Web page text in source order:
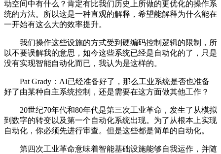
动空间中有什么？肯定有比我们历史上所做的更优化的操作系
统的方法。所以这是一种直观的解释，希望能解释为什么能在
一开始有这么大的效率提升。
我们操作这些设施的方式受到硬编码控制逻辑的限制，所
以不要误解我的意思，如今这些系统已经是自动化的了，只是
没有实现智能自动化而已，我认为是这样的。
Pat Grady：AI已经准备好了，那么工业系统是否也准备
好了由某种自主系统控制，还是需要在这方面做其他工作？
20世纪70年代和80年代是第三次工业革命，发生了从模拟
到数字的转变以及第一个自动化系统出现。为了从根本上实现
自动化，你必须先进行审查。但是这些都是简单的自动化。
第四次工业革命意味着智能基础设施能够自我运作，并随